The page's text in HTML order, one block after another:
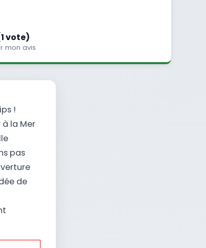
vote)
mon avis
!
la Mer
pas
de